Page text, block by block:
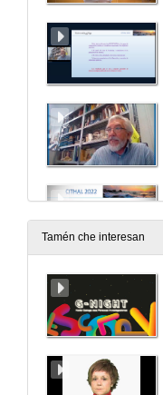
Tamén che interesan